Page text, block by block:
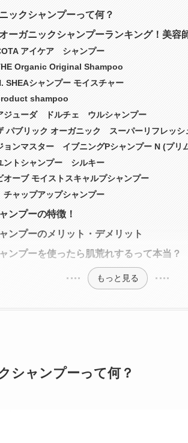
ックシャンプーって何？
ーガニックシャンプーランキング！美容
アイケア シャンプー
Organic Original Shampoo
SHEAシャンプー モイスチャー
shampoo
ジューダ ドルチェ ウルシャンプー
パブリック オーガニック スーパーリフレッシ
ョンマスター イブニングPシャンプー N (プリ
ントシャンプー シルキー
オーブ モイストスキャルプシャンプー
チャップアップシャンプー
ンプーの特徴！
ンプーのメリット・デメリット
ンプーを使ったら肌荒れするって本当？
もっと見る
シャンプーって何？